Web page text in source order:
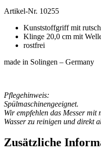
Artikel-Nr. 10255
Kunststoffgriff mit
Klinge 20,0 cm mit
rostfrei
made in Solingen – Germany
Pflegehinweis:
Spülmaschinengeeignet.
Wir empfehlen das Messer
Wasser zu reinigen und direkt
Zusätzliche